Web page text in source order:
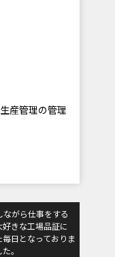
産管理の管理
がら仕事をする
きな工場品証に
日となっておりま
。